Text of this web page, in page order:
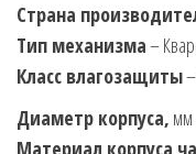
Страна
Тип механизма–
Класс влагозащиты
Диаметр корпуса, мм
Материал корпуса